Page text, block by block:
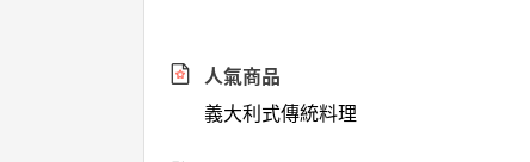
人氣商品
義大利式傳統料理